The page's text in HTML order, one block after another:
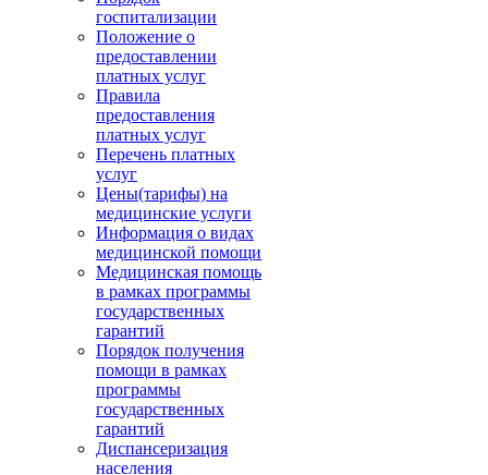
госпитализации
Положение о
предоставлении
платных услуг
Правила
предоставления
платных услуг
Перечень платных
услуг
Цены(тарифы) на
медицинские услуги
Информация о видах
медицинской помощи
Медицинская помощь
в рамках программы
государственных
гарантий
Порядок получения
помощи в рамках
программы
государственных
гарантий
Диспансеризация
населения